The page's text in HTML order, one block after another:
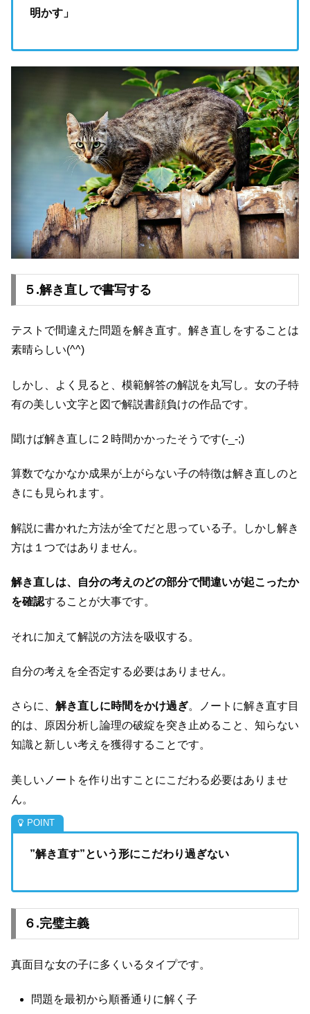
明かす」
５.解き直しで書写する
テストで間違えた問題を解き直す。解き直しをすることは
素晴らしい(^^)
しかし、よく見ると、模範解答の解説を丸写し。女の子特
有の美しい文字と図で解説書顔負けの作品です。
聞けば解き直しに２時間かかったそうです(-_-;)
算数でなかなか成果が上がらない子の特徴は解き直しのと
きにも見られます。
解説に書かれた方法が全てだと思っている子。しかし解き
方は１つではありません。
解き直しは、自分の考えのどの部分で間違いが起こったか
を確認することが大事です。
それに加えて解説の方法を吸収する。
自分の考えを全否定する必要はありません。
さらに、 解き直しに時間をかけ過ぎ。ノートに解き直す目
的は、原因分析し論理の破綻を突き止めること、知らない
知識と新しい考えを獲得することです。
美しいノートを作り出すことにこだわる必要はありませ
ん。
”解き直す”という形にこだわり過ぎない
６.完璧主義
真面目な女の子に多くいるタイプです。
問題を最初から順番通りに解く子